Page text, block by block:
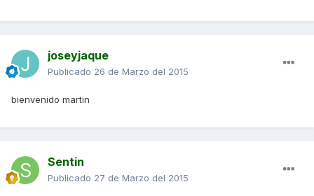
joseyjaque
Publicado 26 de Marzo del 2015
bienvenido martin
Sentin
Publicado 27 de Marzo del 2015